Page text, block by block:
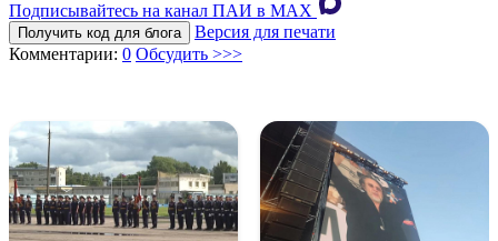
Подписывайтесь на канал ПАИ в MAХ
Получить код для блога
Версия для печати
Комментарии: 0 Обсудить >>>